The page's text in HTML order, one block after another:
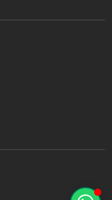
se um
para pagar
ser
a ser definido